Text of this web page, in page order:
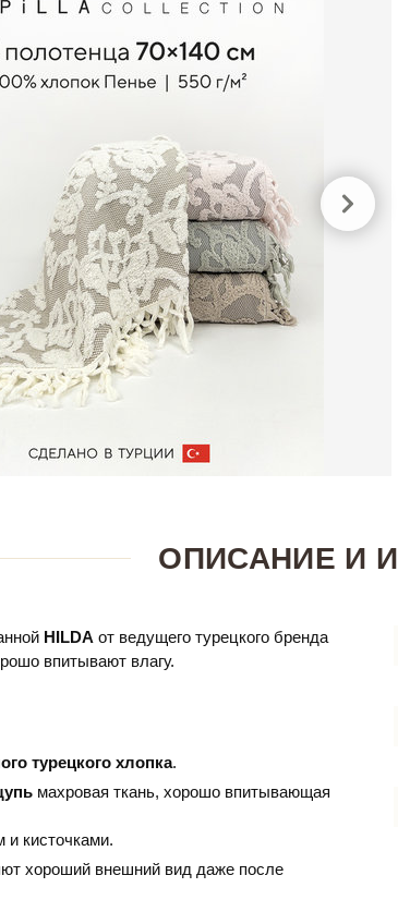
ОПИСАНИЕ И
HILDA​ от ведущего турецкого бренда
впитывают влагу.
турецкого хлопка.
махровая ткань, хорошо впитывающая
кисточками.
хороший внешний вид даже после